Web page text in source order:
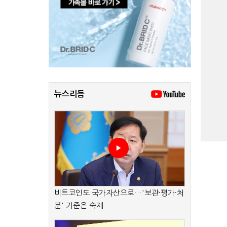
뉴스리듬
비트코인도 국가자산으로…'보관·평가·처
분' 기준은 숙제